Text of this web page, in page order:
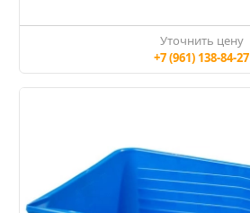
Уточнить цену
+7 (961) 138-84-27